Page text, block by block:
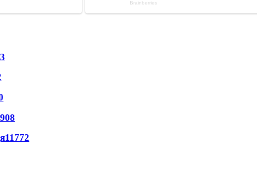
11772